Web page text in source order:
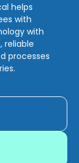
helps
with
with
reliable
processes